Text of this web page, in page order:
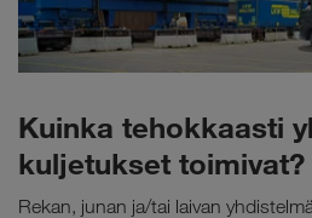
Kuinka tehokkaasti
kuljetukset toimivat?
Rekan, junan ja/tai laivan